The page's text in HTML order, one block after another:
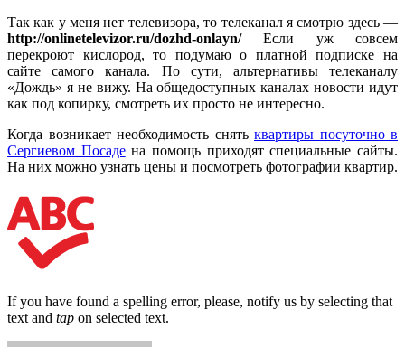
Так как у меня нет телевизора, то телеканал я смотрю здесь —
http://onlinetelevizor.ru/dozhd-onlayn/Если уж совсем
перекроют кислород, то подумаю о платной подписке на
сайте самого канала. По сути, альтернативы телеканалу
«Дождь» я не вижу. На общедоступных каналах новости идут
как под копирку, смотреть их просто не интересно.
Когда возникает необходимость снять квартиры посуточно в
Сергиевом Посадена помощь приходят специальные сайты.
На них можно узнать цены и посмотреть фотографии квартир.
If you have found a spelling error, please, notify us by selecting that
text and tap on selected text.